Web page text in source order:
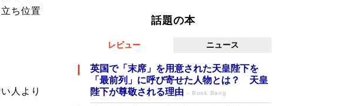
ち位置
人より
話題の本
レビュー ニュース
英国で「末席」を用意された天皇陛下を
「最前列」に呼び寄せた人物とは？ 天皇
陛下が尊敬される理由
Book Bang